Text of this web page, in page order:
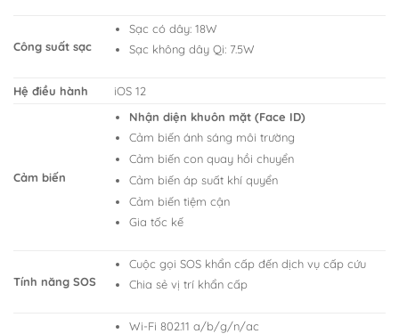
Công suất sạc
Sạc có dây: 18W
Sạc không dây Qi: 7.5W
Hệ điều hành iOS 12
Cảm biến
Nhận diện khuôn mặt (Face ID)
Cảm biến ánh sáng môi trường
Cảm biến con quay hồi chuyển
Cảm biến áp suất khí quyển
Cảm biến tiệm cận
Gia tốc kế
Tính năng SOS
Cuộc gọi SOS khẩn cấp đến dịch vụ cấp cứu
Chia sẻ vị trí khẩn cấp
Wi-Fi 802.11 a/b/g/n/ac